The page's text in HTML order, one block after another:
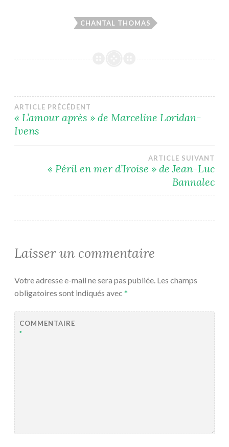
CHANTAL THOMAS
Navigation
de
l’article
ARTICLE PRÉCÉDENT
« L’amour après » de Marceline Loridan-
Ivens
ARTICLE SUIVANT
« Péril en mer d’Iroise » de Jean-Luc
Bannalec
Laisser un commentaire
Votre adresse e-mail ne sera pas publiée. Les champs
obligatoires sont indiqués avec *
COMMENTAIRE
*